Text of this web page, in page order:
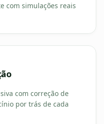
com simulações reais
com correção de
por trás de cada